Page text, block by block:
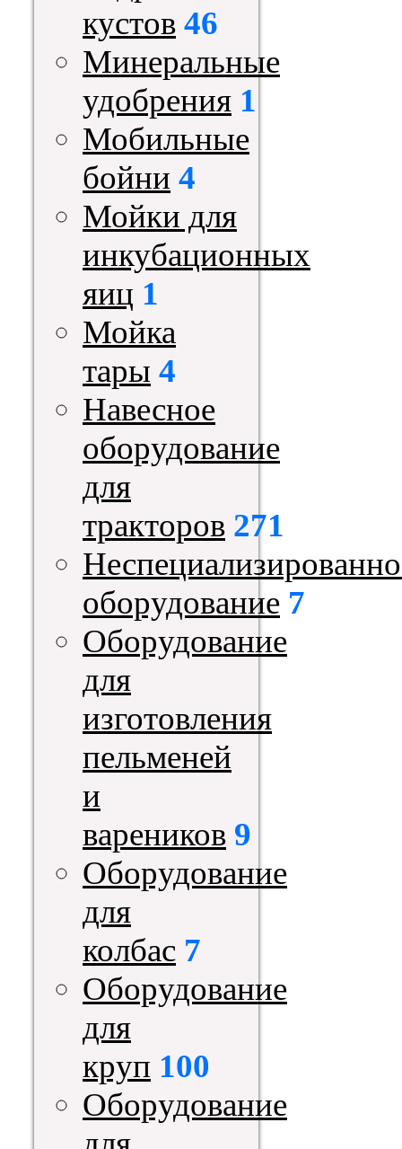
кустов 46
Минеральные
удобрения 1
Мобильные
бойни 4
Мойки для
инкубационных
яиц 1
Мойка
тары 4
Навесное
оборудование
для
тракторов 271
оборудование 7
Оборудование
для
изготовления
пельменей
и
вареников 9
Оборудование
для
колбас 7
Оборудование
для
круп 100
Оборудование